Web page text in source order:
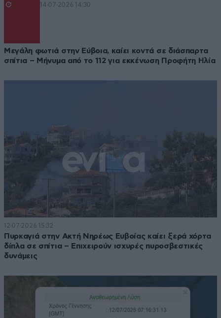
14·07·2026 14:30
Μεγάλη φωτιά στην Εύβοια, καίει κοντά σε διάσπαρτα
σπίτια – Μήνυμα από το 112 για εκκένωση Προφήτη Ηλία
12·07·2026 15:32
Πυρκαγιά στην Ακτή Νηρέως Ευβοίας καίει ξερά χόρτα
δίπλα σε σπίτια – Επιχειρούν ισχυρές πυροσβεστικές
δυνάμεις